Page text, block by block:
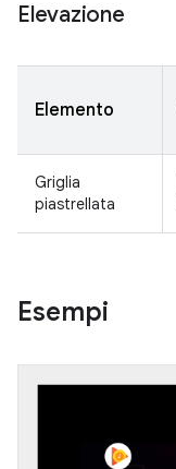
Elevazione
Elemento
Griglia
piastrellata
Esempi